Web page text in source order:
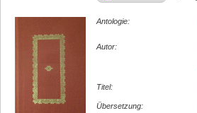
Antologie:
Autor:
Titel:
Übersetzung: